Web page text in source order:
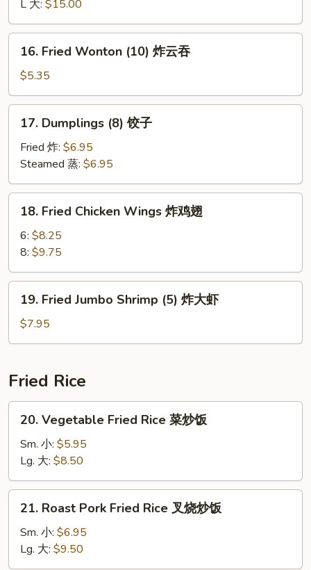
Boneless
Spare
Ribs
骨
L 大: $15.00
Fried
Wonton
(10)
炸
16. Fried Wonton (10) 炸云吞
$5.35
Dumplings
(8)
子
17. Dumplings (8) 饺子
Fried 炸: $6.95
Steamed 蒸: $6.95
Fried
Chicken
Wings
炸
鸡
18. Fried Chicken Wings 炸鸡翅
6: $8.25
8: $9.75
Fried
Jumbo
Shrimp
炸
大
虾
19. Fried Jumbo Shrimp (5) 炸大虾
$7.95
Fried Rice
Vegetable
Fried
Rice
菜
炒
20. Vegetable Fried Rice 菜炒饭
Sm. 小: $5.95
Lg. 大: $8.50
Roast
Pork
Fried
Rice
21. Roast Pork Fried Rice 叉烧炒饭
Sm. 小: $6.95
Lg. 大: $9.50